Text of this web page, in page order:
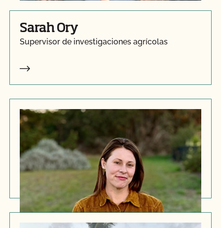
Sarah Ory
Supervisor de investigaciones agrícolas
Caitlin Slay
Subdirector de Programas de Especialidades
Agrícolas